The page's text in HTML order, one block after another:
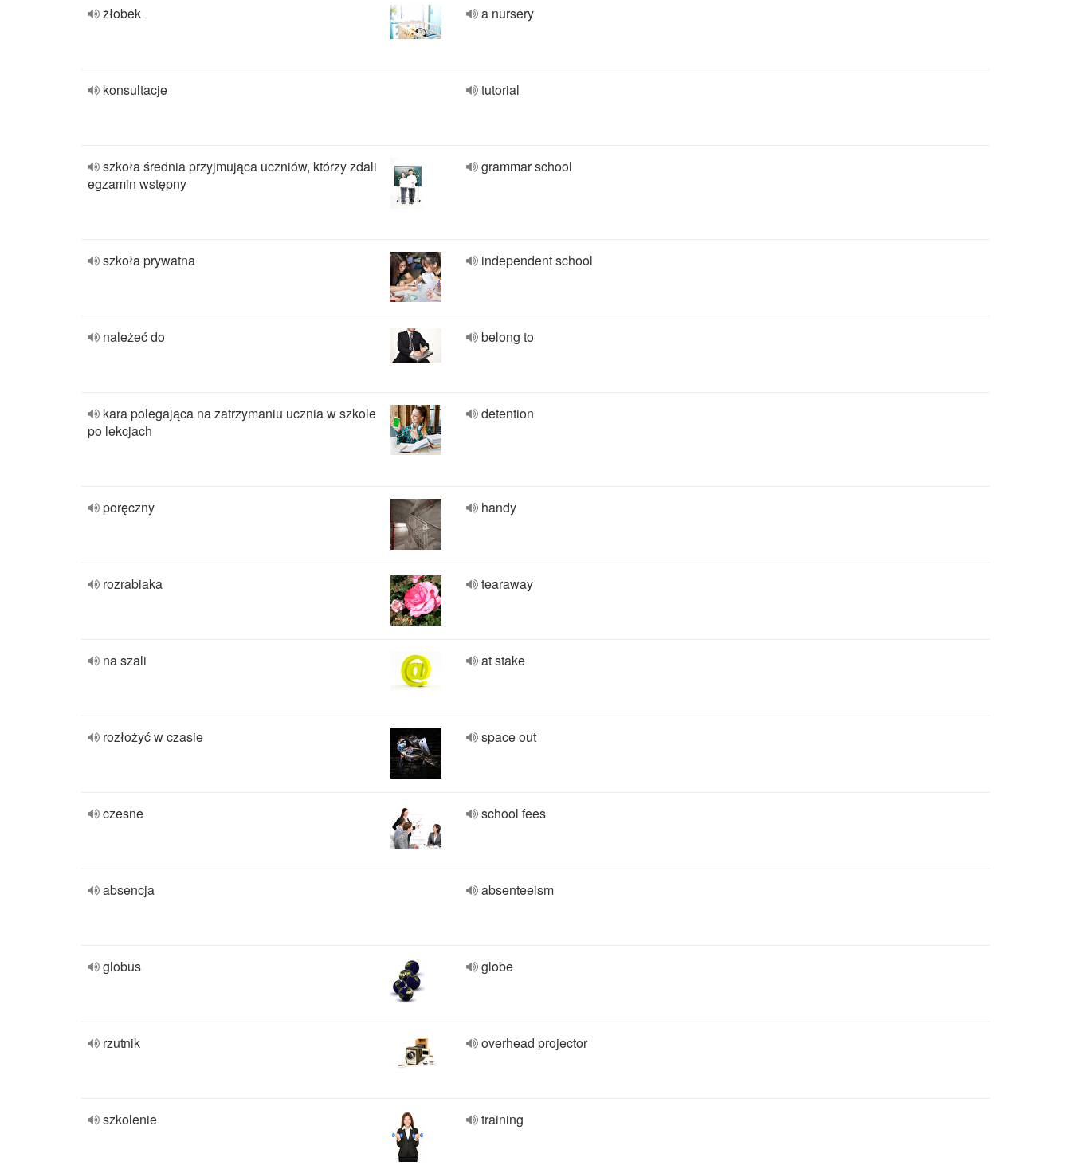
żłobek a nursery
konsultacje tutorial
szkoła średnia przyjmująca uczniów, którzy zdali
egzamin wstępny
grammar school
szkoła prywatna independent school
należeć do belong to
kara polegająca na zatrzymaniu ucznia w szkole
po lekcjach
detention
poręczny handy
rozrabiaka tearaway
na szali at stake
rozłożyć w czasie space out
czesne school fees
absencja absenteeism
globus globe
rzutnik overhead projector
szkolenie training